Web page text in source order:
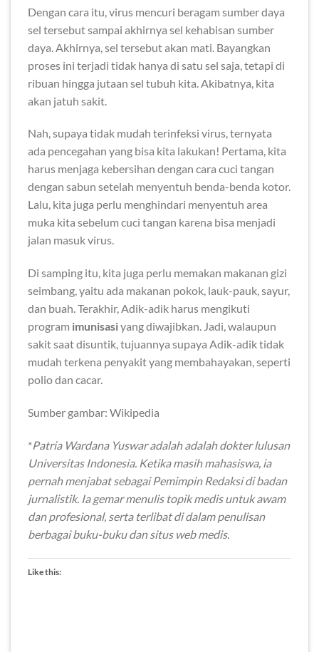
Dengan cara itu, virus mencuri beragam sumber daya
sel tersebut sampai akhirnya sel kehabisan sumber
daya. Akhirnya, sel tersebut akan mati. Bayangkan
proses ini terjadi tidak hanya di satu sel saja, tetapi di
ribuan hingga jutaan sel tubuh kita. Akibatnya, kita
akan jatuh sakit.
Nah, supaya tidak mudah terinfeksi virus, ternyata
ada pencegahan yang bisa kita lakukan! Pertama, kita
harus menjaga kebersihan dengan cara cuci tangan
dengan sabun setelah menyentuh benda-benda kotor.
Lalu, kita juga perlu menghindari menyentuh area
muka kita sebelum cuci tangan karena bisa menjadi
jalan masuk virus.
Di samping itu, kita juga perlu memakan makanan gizi
seimbang, yaitu ada makanan pokok, lauk-pauk, sayur,
dan buah. Terakhir, Adik-adik harus mengikuti
program imunisasiyang diwajibkan. Jadi, walaupun
sakit saat disuntik, tujuannya supaya Adik-adik tidak
mudah terkena penyakit yang membahayakan, seperti
polio dan cacar.
Sumber gambar: Wikipedia
*Patria Wardana Yuswar adalah adalah dokter lulusan
Universitas Indonesia. Ketika masih mahasiswa, ia
pernah menjabat sebagai Pemimpin Redaksi di badan
jurnalistik. Ia gemar menulis topik medis untuk awam
dan profesional, serta terlibat di dalam penulisan
berbagai buku-buku dan situs web medis.
Like this: